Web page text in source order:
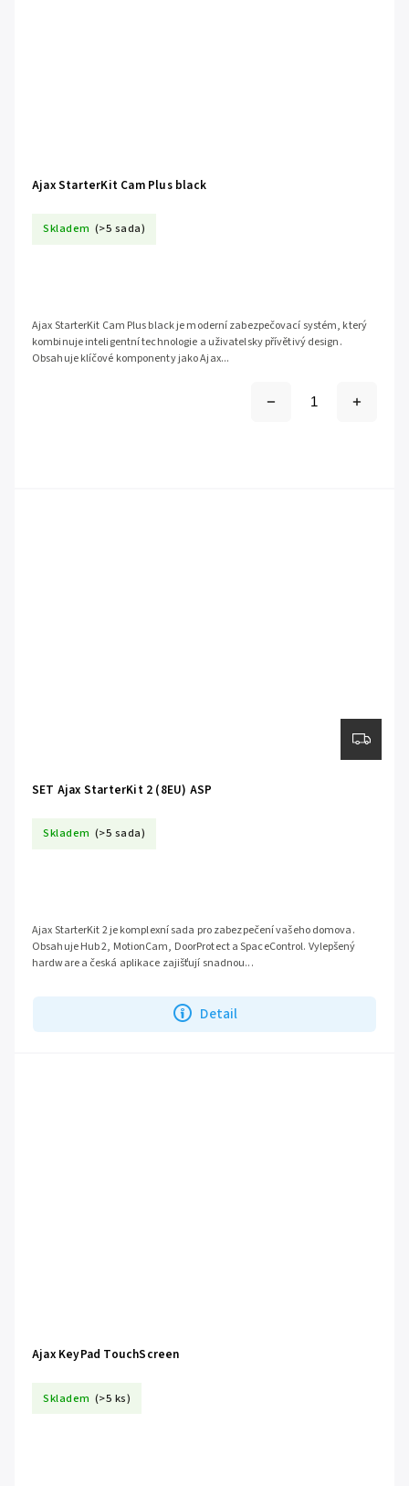
Ajax StarterKit Cam Plus black
Skladem (>5 sada)
Ajax StarterKit Cam Plus black je moderní zabezpečovací systém, který
kombinuje inteligentní technologie a uživatelsky přívětivý design.
Obsahuje klíčové komponenty jako Ajax...
SET Ajax StarterKit 2 (8EU) ASP
Skladem (>5 sada)
Detail
Ajax StarterKit 2 je komplexní sada pro zabezpečení vašeho domova.
Obsahuje Hub 2, MotionCam, DoorProtect a SpaceControl. Vylepšený
hardware a česká aplikace zajišťují snadnou...
Ajax KeyPad TouchScreen
Skladem (>5 ks)